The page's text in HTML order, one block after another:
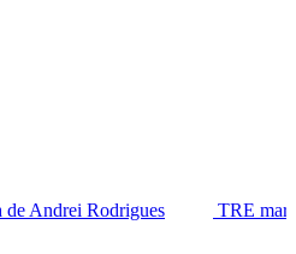
TRE marca audiência para